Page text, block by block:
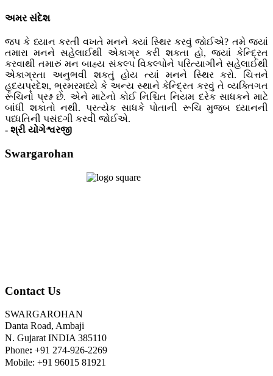
અમર સંદેશ
જપ કે ધ્યાન કરતી વખતે મનને ક્યાં સ્થિર કરવું જોઈએ? તમે જ્યાં
તમારા મનને સહેલાઈથી એકાગ્ર કરી શકતા હો, જ્યાં કેન્દ્રિત
કરવાથી તમારું મન બાહ્ય સંકલ્પ વિકલ્પોને પરિત્યાગીને સહેલાઈથી
એકાગ્રતા અનુભવી શકતું હોય ત્યાં મનને સ્થિર કરો. ચિત્તને
હૃદયપ્રદેશ, ભ્રમરમધ્યે કે અન્ય સ્થાને કેન્દ્રિત કરવું તે વ્યક્તિગત
રૂચિનો પ્રશ્ન છે. એને માટેનો કોઈ નિશ્ચિત નિયમ દરેક સાધકને માટે
બાંધી શકાતો નથી. પ્રત્યેક સાધકે પોતાની રૂચિ મુજબ ધ્યાનની
પધ્ધતિની પસંદગી કરવી જોઈએ.
- શ્રી યોગેશ્વરજી
Swargarohan
Contact Us
SWARGAROHAN
Danta Road, Ambaji
N. Gujarat INDIA 385110
Phone: +91 274-926-2269
Mobile: +91 96015 81921